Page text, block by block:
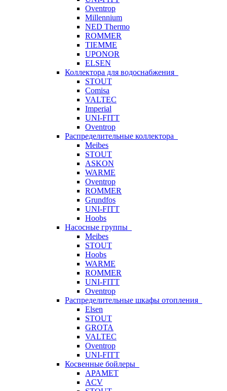
Oventrop
Millennium
NED Thermo
ROMMER
TIEMME
UPONOR
ELSEN
Коллектора для водоснабжения
STOUT
Comisa
VALTEC
Imperial
UNI-FITT
Oventrop
Распределительные коллектора
Meibes
STOUT
ASKON
WARME
Oventrop
ROMMER
Grundfos
UNI-FITT
Hoobs
Насосные группы
Meibes
STOUT
Hoobs
WARME
ROMMER
UNI-FITT
Oventrop
Распределительные шкафы отопления
Elsen
STOUT
GROTA
VALTEC
Oventrop
UNI-FITT
Косвенные бойлеры
APAMET
ACV